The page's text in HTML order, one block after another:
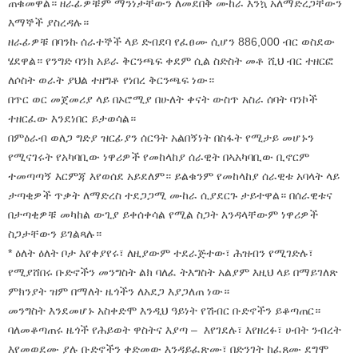
ጠቁመዋል። ዘራፊዎቹም ማንነታቸውን ለመደበቅ ሙከራ እንኳ አለማድረጋቸውን
እማኞች ያስረዳሉ።
ዘራፊዎቹ በባንኩ ሰራተኞች ላይ ድብደባ የፈፀሙ ሲሆን 886,000 ብር ወስደው
ሄደዋል። የንግድ ባንክ አይራ ቅርንጫፍ ቀደም ሲል ስድስት መቶ ሺህ ብር ተዘርፎ
ለሶስት ወራት ያህል ተዘግቶ የነበረ ቅርንጫፍ ነው።
በጥር ወር መጀመሪያ ላይ በኦሮሚያ በሁለት ቀናት ውስጥ አስራ ሰባት ባንኮች
ተዘርፈው እንደነበር ይታወሳል።
በምዕራብ ወለጋ ግድያ ዝርፊያን ሰርዓት አልበኝነት በስፋት የሚታይ መሆኑን
የሚናገሩት የአካባቢው ነዋሪዎች የመከላከያ ሰራዊት በኣአካባቢው ቢኖርም
ተመጣጣኝ እርምጃ እየወሰደ አይደለም። ይልቁንም የመከላከያ ሰራዊቱ አባላት ላይ
ታጣቂዎች ጥቃት ለማድረስ ተደጋጋሚ ሙከራ ሲያደርጉ ታይተዋል። በሰራዊቱና
በታጣቂዎቹ መካከል ውጊያ ይቀሰቀሳል የሚል ስጋት እንዳላቸውም ነዋሪዎች
ስጋታቸውን ይገልጻሉ።
* ዕለት ዕለት ቦታ እየቀያየሩ፣ ለዚያውም ተደራጅተው፣ ሕዝብን የሚገድሉ፣
የሚያሸበሩ ቡድኖችን መንግስት ልክ ባለፈ ትእግስት አልያም እዚህ ላይ በማይገለጽ
ምክንያት ዝም በማለት ዜጎችን ለአደጋ እያጋለጠ ነው።
መንግስት እንደመሆኑ አስቀድሞ እንዲህ ዓይነት የሽብር ቡድኖችን ይቆጣጠር።
ባለመቆጣጠሩ ዜጎች የሕይወት ዋስትና እያጣ – እየገደሉ፣ እየዘረፉ፣ ሀብት ንብረት
እየመወደሙ ያሉ ቡድኖችን ቀድመው እንዳይፈጽሙ፣ በድንገት ከፈጸሙ ደግሞ